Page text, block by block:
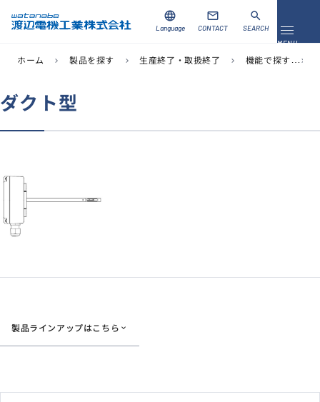
メニュ
MENU
製品を探す
導入事例
サポート
サイトマップ
language
Language
mail
CONTACT
search
SEARCH
ホーム chevron_right 製品を探す chevron_right 生産終了・取扱終了 chevron_right 機能で探す chevron_right
ダクト型
製品ラインアップはこちら